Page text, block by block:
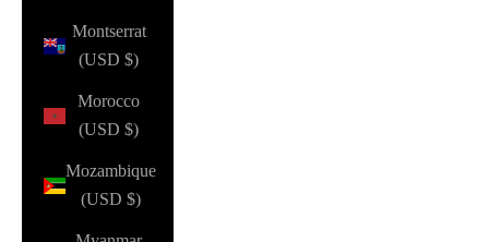
Montserrat
(USD $)
Morocco
(USD $)
Mozambique
(USD $)